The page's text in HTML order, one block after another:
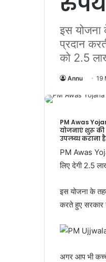
इस योजना
प्रदान
को 2.5
Annu 19
PM Awas
योजनाएं शुरू की
उपलब्ध कराना है
PM Awas
लिए देगी 2.5
इस योजना के
करते हुए सरकार
अगर आप भी